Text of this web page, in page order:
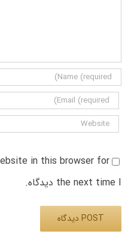
in this browser for
the next time I دیدگاه.